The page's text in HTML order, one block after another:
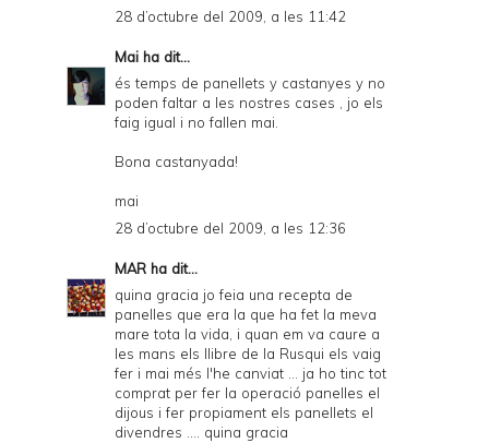
28 d’octubre del 2009, a les 11:42
Mai ha dit...
és temps de panellets y castanyes y no
poden faltar a les nostres cases , jo els
faig igual i no fallen mai.
Bona castanyada!
mai
28 d’octubre del 2009, a les 12:36
MAR ha dit...
quina gracia jo feia una recepta de
panelles que era la que ha fet la meva
mare tota la vida, i quan em va caure a
les mans els llibre de la Rusqui els vaig
fer i mai més l'he canviat ... ja ho tinc tot
comprat per fer la operació panelles el
dijous i fer propiament els panellets el
divendres .... quina gracia